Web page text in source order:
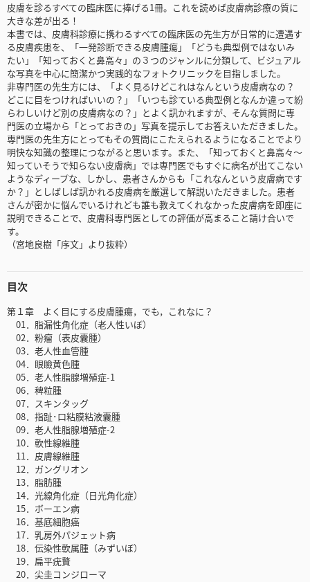
皮膚を診るすべての臨床医に捧げる1冊。これを読めば皮膚病診療の質に
大きな差が出る！
本書では、皮膚科診療に携わるすべての臨床医の先生方が日常的に遭遇す
る皮膚疾患を、「一発診断できる皮膚腫瘍」「どうも典型例ではないみ
たい」「知っておくと鼻高々」の３つのジャンルに分類して、ビジュアル
な写真を中心に簡潔かつ実践的なフォトクリニックを目指しました。
非専門医の先生方には、「よく見るけどこれはなんという皮膚病なの？
どこに目をつければいいの？」「いつも診ている典型例となんか違って紛
らわしいけど別の皮膚病なの？」とよく訊かれますが、そんな質問に専
門医の立場から「とっておきの」写真を提示してお答えいただきました。
専門医の先生方にとってもその質問にこたえられるようになることでより
明快な知識の整理につながると思います。また、「知っておくと鼻高々～
知っていそうで知らない皮膚病」では専門医でもすぐに病名が出てこない
ようなディープな、しかし、患者さんからも「これなんという皮膚病です
か？」としばしば訊かれる皮膚病を厳選して解説いただきました。患者
さんが密かに悩んでいるけれども誰も教えてくれなかった皮膚病を即座に
説明できることで、皮膚科専門医としての評価が高まること請け合いで
す。
（宮地良樹「序文」より抜粋）
目次
第１章 よく目にする皮膚腫瘍，でも，これなに？
01．脂漏性角化症（老人性いぼ）
02．粉瘤（表皮囊腫）
03．老人性血管腫
04．眼瞼黄色腫
05．老人性脂腺増殖症-1
06．稗粒腫
07．スキンタッグ
08．指趾･口粘膜粘液囊腫
09．老人性脂腺増殖症-2
10．軟性線維腫
11．皮膚線維腫
12．ガングリオン
13．脂肪腫
14．光線角化症（日光角化症）
15．ボーエン病
16．基底細胞癌
17．乳房外パジェット病
18．伝染性軟属腫（みずいぼ）
19．扁平疣贅
20．尖圭コンジローマ